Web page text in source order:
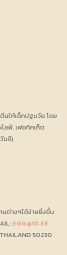
นให้เด็กปฐมวัย โดย
ลฟ์, เฟซทิคเก็ต
นดี)
นต่างๆได้ง่ายยิ่งขึ้น
EGG@1D.EE
50230